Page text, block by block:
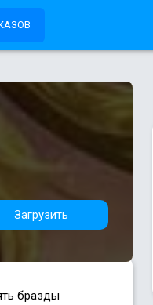
Загрузить
бразды